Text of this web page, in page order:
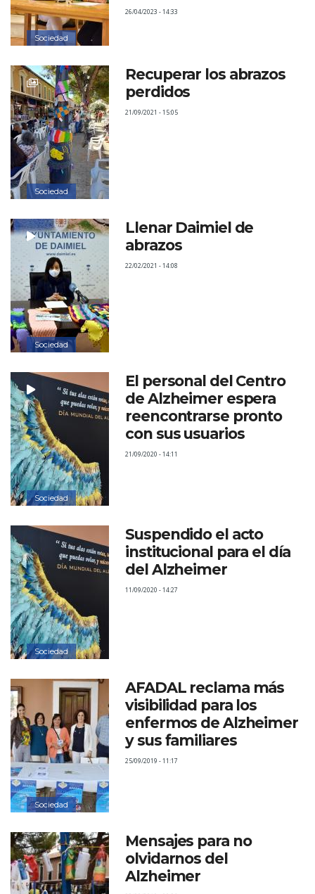
Sociedad
26/04/2023 - 14:33
Sociedad
Recuperar los abrazos
perdidos
21/09/2021 - 15:05
Sociedad
Llenar Daimiel de
abrazos
22/02/2021 - 14:08
Sociedad
El personal del Centro
de Alzheimer espera
reencontrarse pronto
con sus usuarios
21/09/2020 - 14:11
Sociedad
Suspendido el acto
institucional para el día
del Alzheimer
11/09/2020 - 14:27
Sociedad
AFADAL reclama más
visibilidad para los
enfermos de Alzheimer
y sus familiares
25/09/2019 - 11:17
Mensajes para no
olvidarnos del
Alzheimer